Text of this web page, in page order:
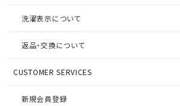
洗濯表示について
返品・交換について
CUSTOMER SERVICES
新規会員登録